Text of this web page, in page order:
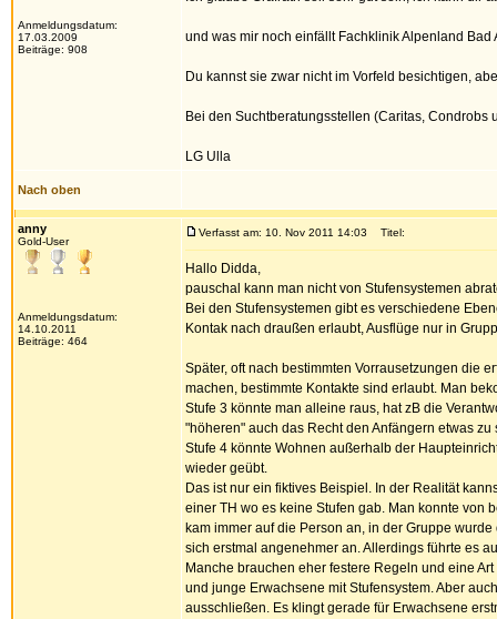
Anmeldungsdatum:
17.03.2009
Beiträge: 908
und was mir noch einfällt Fachklinik Alpenland Bad
Du kannst sie zwar nicht im Vorfeld besichtigen,
Bei den Suchtberatungsstellen (Caritas,
LG Ulla
Nach oben
anny
Gold-User
Anmeldungsdatum:
14.10.2011
Beiträge: 464
Verfasst am: 10. Nov 2011 14:03 Titel:
Hallo Didda,
pauschal kann man nicht von Stufensystemen
Bei den Stufensystemen gibt es verschiedene
Kontak nach draußen erlaubt, Ausflüge nur in
Später, oft nach bestimmten Vorrausetzungen die
machen, bestimmte Kontakte sind erlaubt. Man
Stufe 3 könnte man alleine raus, hat zB die
"höheren" auch das Recht den Anfängern etwas zu
Stufe 4 könnte Wohnen außerhalb der
wieder geübt.
Das ist nur ein fiktives Beispiel. In der Realität
einer TH wo es keine Stufen gab. Man konnte von
kam immer auf die Person an, in der Gruppe
sich erstmal angenehmer an. Allerdings führte es
Manche brauchen eher festere Regeln und eine
und junge Erwachsene mit Stufensystem. Aber
ausschließen. Es klingt gerade für Erwachsene